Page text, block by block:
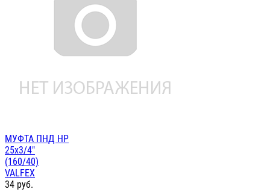
МУФТА ПНД НР
25х3/4"
(160/40)
VALFEX
34 руб.